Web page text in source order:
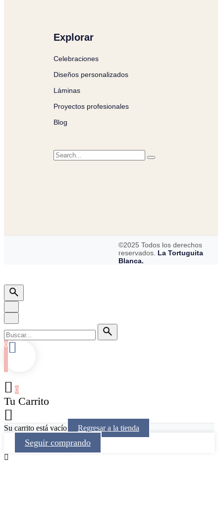
Explorar
Celebraciones
Diseños personalizados
Láminas
Proyectos profesionales
Blog
©2025 Todos los derechos
reservados. La Tortuguita
Blanca.
0
0
Tu Carrito
Su carrito está vacío Regresar a la tienda
Seguir comprando